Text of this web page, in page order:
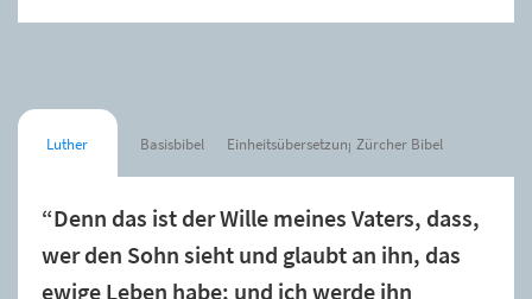
Luther Basisbibel Einheitsübersetzung Zürcher Bibel
“Denn das ist der Wille meines Vaters, dass,
wer den Sohn sieht und glaubt an ihn, das
ewige Leben habe; und ich werde ihn